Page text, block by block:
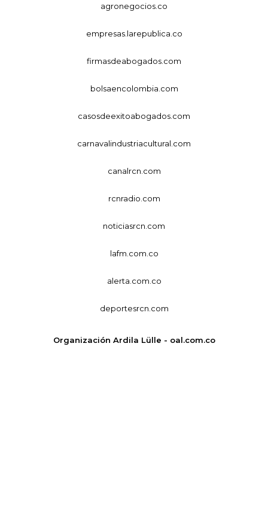
agronegocios.co
empresas.larepublica.co
firmasdeabogados.com
bolsaencolombia.com
casosdeexitoabogados.com
carnavalindustriacultural.com
canalrcn.com
rcnradio.com
noticiasrcn.com
lafm.com.co
alerta.com.co
deportesrcn.com
Organización Ardila Lülle - oal.com.co